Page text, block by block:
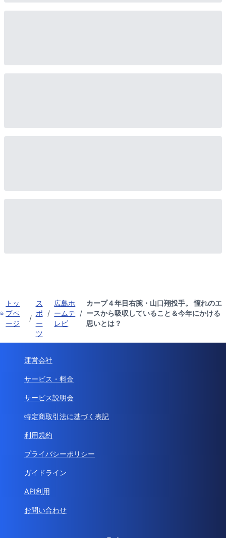
トッ
プペ
ージ
/
ス
ポ
ー
ツ
/
広島ホ
ームテ
レビ
/
カープ４年目右腕・山口翔投手。 憧れのエ
ースから吸収していること＆今年にかける
思いとは？
運営会社
サービス・料金
サービス説明会
特定商取引法に基づく表記
利用規約
プライバシーポリシー
ガイドライン
API利用
お問い合わせ